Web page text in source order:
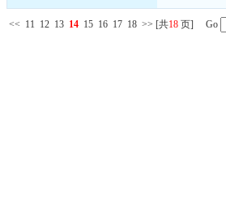
<< 11 12 13 14 15 16 17 18 >> [共18 页] Go